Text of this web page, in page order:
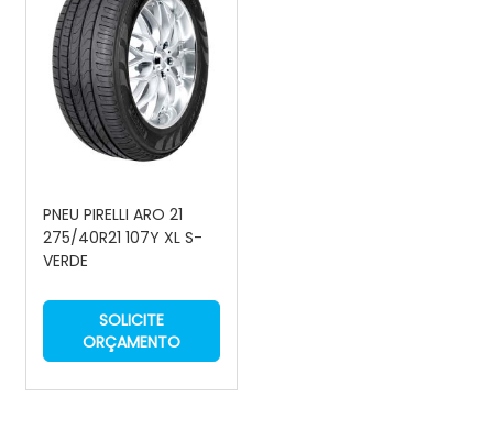
PNEU PIRELLI ARO 21
275/40R21 107Y XL S-
VERDE
SOLICITE
ORÇAMENTO